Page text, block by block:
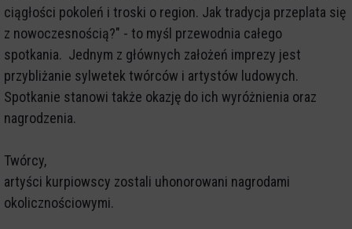
ciągłości pokoleń i troski o region. Jak tradycja przeplata się
z nowoczesnością?" - to myśl przewodnia całego
spotkania. Jednym z głównych założeń imprezy jest
przybliżanie sylwetek twórców i artystów ludowych.
Spotkanie stanowi także okazję do ich wyróżnienia oraz
nagrodzenia.
Twórcy,
artyści kurpiowscy zostali uhonorowani nagrodami
okolicznościowymi.